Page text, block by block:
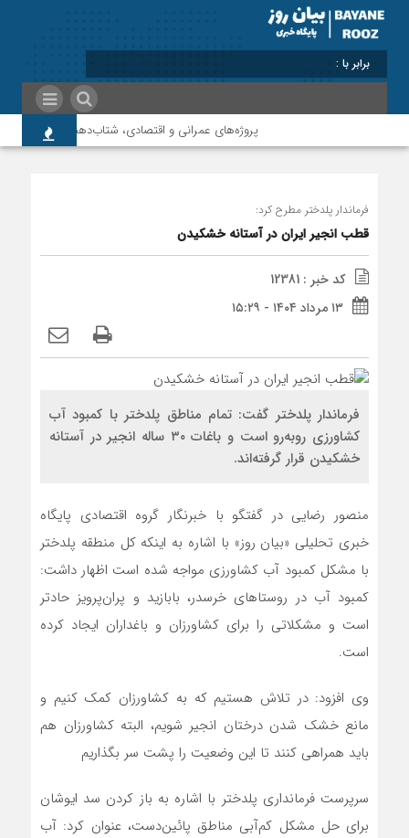
برابر با : Friday - 7 August - 2026
پروژه‌های عمرانی و اقتصادی، شتاب‌دهنده توسعه
فرماندار پلدختر مطرح کرد:
قطب انجیر ایران در آستانه خشکیدن
کد خبر : 12381
۱۳ مرداد ۱۴۰۴ - ۱۵:۲۹
فرماندار پلدختر گفت: تمام مناطق پلدختر با کمبود آب
کشاورزی روبه‌رو است و باغات ۳۰ ساله انجیر در آستانه
خشکیدن قرار گرفته‌اند.
منصور رضایی در گفتگو با خبرنگار گروه اقتصادی پایگاه
خبری تحلیلی «بیان روز» با اشاره به اینکه کل منطقه پلدختر
با مشکل کمبود آب کشاورزی مواجه شده است اظهار داشت:
کمبود آب در روستاهای خرسدر، بابازید و پران‌پرویز حادتر
است و مشکلاتی را برای کشاورزان و باغداران ایجاد کرده
است.
وی افزود: در تلاش هستیم که به کشاورزان کمک کنیم و
مانع خشک شدن درختان انجیر شویم، البته کشاورزان هم
باید همراهی کنند تا این وضعیت را پشت سر بگذاریم
سرپرست فرمانداری پلدختر با اشاره به باز کردن سد ایوشان
برای حل مشکل کم‌آبی مناطق پائین‌دست، عنوان کرد: آب